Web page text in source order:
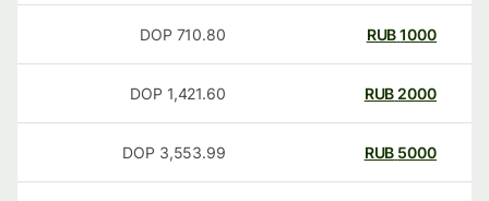
1000
RUB
710.80
DOP
2000
RUB
1,421.60
DOP
5000
RUB
3,553.99
DOP